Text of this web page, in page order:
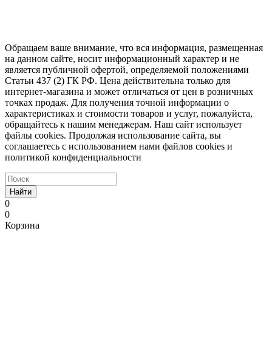
Обращаем ваше внимание, что вся информация, размещенная
на данном сайте, носит информационный характер и не
является публичной офертой, определяемой положениями
Статьи 437 (2) ГК РФ. Цена действительна только для
интернет-магазина и может отличаться от цен в розничных
точках продаж. Для получения точной информации о
характеристиках и стоимости товаров и услуг, пожалуйста,
обращайтесь к нашим менеджерам. Наш сайт использует
файлы cookies. Продолжая использование сайта, вы
соглашаетесь с использованием нами файлов cookies и
политикой конфиденциальности
Найти
0
0
Корзина